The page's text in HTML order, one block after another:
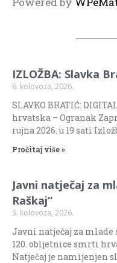
IZLOŽBA: Slavka
6. kolovoza, 2026.
SLAVKO BRATIĆ:
hrvatska – Ogranak
rujna 2026. u 19 sati
Pročitaj više »
Javni natječaj za
Raškaj“
3. kolovoza, 2026.
Javni natječaj za mlade
120. obljetnice smrti
Natječaj je namijenjen